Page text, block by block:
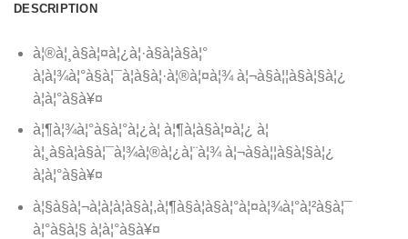
DESCRIPTION
à¦®à¦¸à§à¦¤à¦¿à¦·à§à¦à§à¦°
à¦à¦¾à¦°à§à¦¯à¦à§à¦·à¦®à¦¤à¦¾ à¦¬à§à¦¦à§à¦§à¦¿
à¦à¦°à§à¥¤
à¦¶à¦¾à¦°à§à¦°à¦¿à¦ à¦¶à¦à§à¦¤à¦¿ à¦
à¦¸à§à¦à§à¦¯à¦¾à¦®à¦¿à¦¨à¦¾ à¦¬à§à¦¦à§à¦§à¦¿
à¦à¦°à§à¥¤
à¦§à§à¦¬à¦à¦­à¦à§à¦,à¦¶à§à¦à§à¦°à¦¤à¦¾à¦°à¦²à§à¦¯
à¦°à§à¦§ à¦à¦°à§à¥¤